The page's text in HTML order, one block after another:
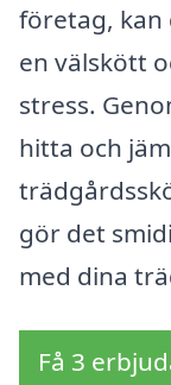
företag, kan
en välskött
stress.
hitta och
gör det
med dina
Få 3